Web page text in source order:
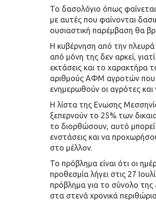
Το δασολόγιο όπως
με αυτές που φαίνονται
ουσιαστική παρέμβαση θα
Η κυβέρνηση από την πλευρά
από μόνη της δεν αρκεί,
εκτάσεις και το χαρακτήρα
αριθμούς ΑΦΜ αγροτών που
ενημερωθούν οι αγρότες
Η λίστα της Ενωσης
ξεπερνούν το 25% των
το διορθώσουν, αυτό
ενστάσεις και να
στο μέλλον.
Το πρόβλημα είναι ότι οι
προθεσμία λήγει στις 27
πρόβλημα για το σύνολο της
στα στενά χρονικά